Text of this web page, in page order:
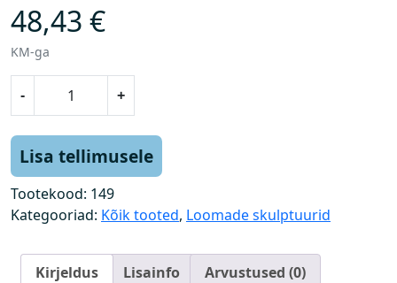
48,43 €
KM-ga
-
v
k
a
+
Lisa tellimusele
Tootekood: 149
Kategooriad: Kõik tooted, Loomade skulptuurid
Kirjeldus Lisainfo Arvustused (0)